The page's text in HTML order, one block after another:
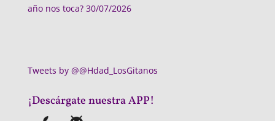
año nos toca? 30/07/2026
Tweets by @@Hdad_LosGitanos
¡Descárgate nuestra APP!